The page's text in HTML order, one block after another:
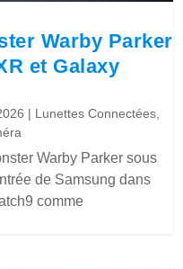
Warby Parker
et Galaxy
| Lunettes Connectées
Warby Parker sous
de Samsung dans
comme